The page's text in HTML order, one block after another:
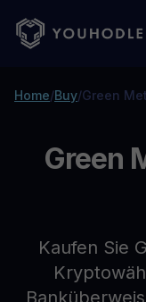
Home/Buy/Green
Green
Kaufen Sie